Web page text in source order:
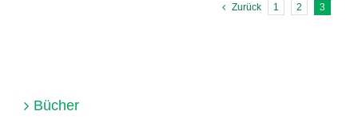
Zurück 1 2 3
Bücher